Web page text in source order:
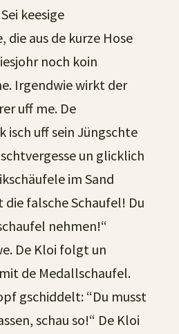
keesige
die aus de kurze Hose
noch koin
Irgendwie wirkt der
uff me. De
isch uff sein Jüngschte
un glicklich
im Sand
die falsche Schaufel! Du
nehmen!“
De Kloi folgt un
de Medallschaufel.
gschiddelt: “Du musst
schau so!“ De Kloi